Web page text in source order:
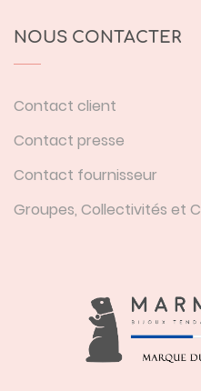
NOUS CONTACTER
Contact client
Contact presse
Contact fournisseur
Groupes, Collectivités et